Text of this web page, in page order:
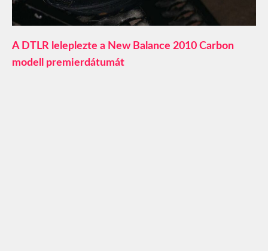
A DTLR leleplezte a New Balance 2010 Carbon
modell premierdátumát